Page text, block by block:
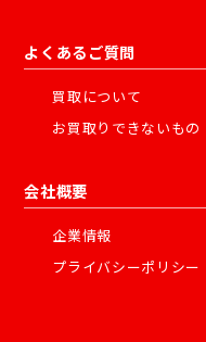
よくあるご質問
買取について
お買取りできないもの
会社概要
企業情報
プライバシーポリシー